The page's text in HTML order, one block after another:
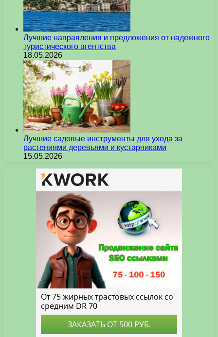
Лучшие направления и предложения от надежного
туристического агентства
18.05.2026
Лучшие садовые инструменты для ухода за
растениями деревьями и кустарниками
15.05.2026